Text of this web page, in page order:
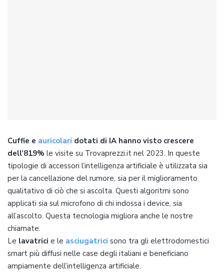
Cuffie e auricolari dotati di IA hanno visto crescere
dell’819% le visite su Trovaprezzi.it nel 2023. In queste
tipologie di accessori l’intelligenza artificiale è utilizzata sia
per la cancellazione del rumore, sia per il miglioramento
qualitativo di ciò che si ascolta. Questi algoritmi sono
applicati sia sul microfono di chi indossa i device, sia
all’ascolto. Questa tecnologia migliora anche le nostre
chiamate.
Le lavatrici e le asciugatrici sono tra gli elettrodomestici
smart più diffusi nelle case degli italiani e beneficiano
ampiamente dell’intelligenza artificiale.